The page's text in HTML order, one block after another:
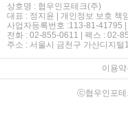
상호명 : 협우인포테크(주)
대표 : 정지윤 | 개인정보 보호 책
사업자등록번호 :113-81-41795
전화 : 02-855-0611 | 팩스 : 02-
주소 : 서울시 금천구 가산디지
이용약
ⓒ협우인포테